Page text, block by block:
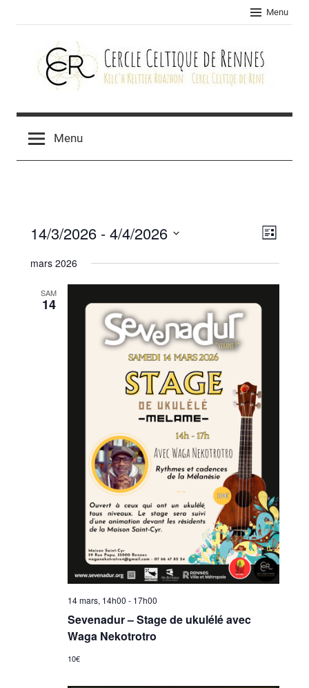
Menu
Cercle
celtique
Menu
par
Liste
14/3/2026 - 4/4/2026
date.
mars 2026
SAM
14
14 mars, 14h00 - 17h00
Sevenadur – Stage de ukulélé avec
Waga Nekotrotro
10€